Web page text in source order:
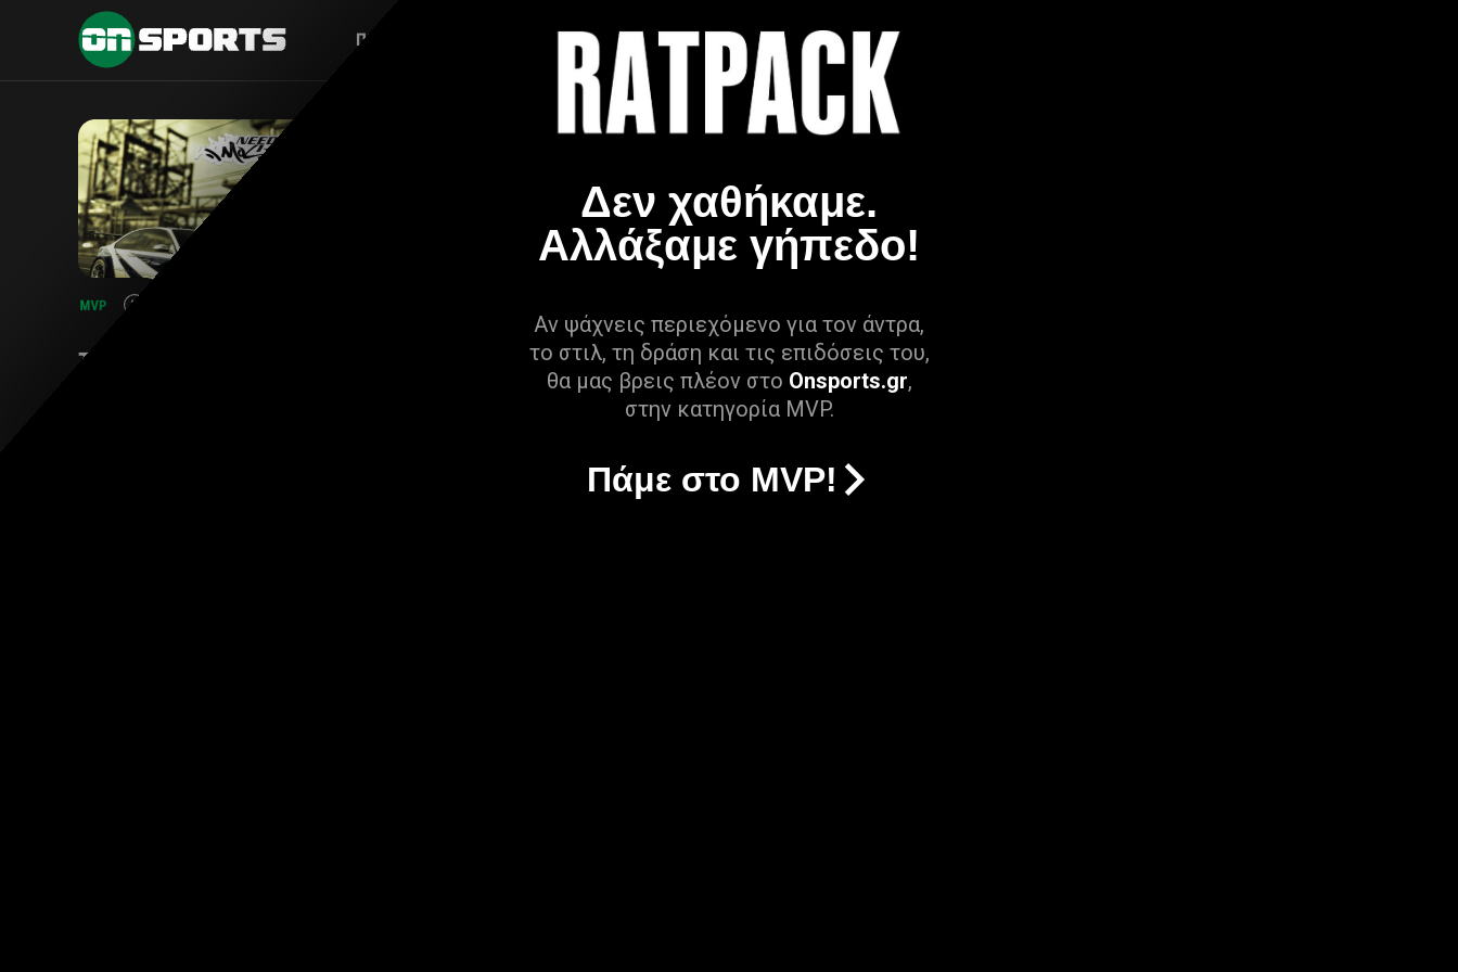
Δεν χαθήκαμε.
Αλλάξαμε γήπεδο!
Αν ψάχνεις περιεχόμενο για τον άντρα,
το στιλ, τη δράση και τις επιδόσεις του,
θα μας βρεις πλέον στο Onsports.gr,
στην κατηγορία MVP.
Πάμε στο MVP!